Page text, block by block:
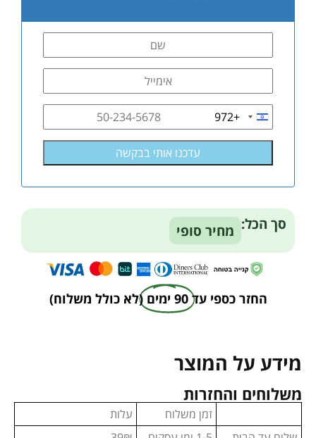
Israel
+972
סך הכל: מחיר סופי
החזר כספי עד 90 ימים (לא כולל משלוח)
מידע על המוצר
משלוחים והחזרות
זמן משלוח
עלות